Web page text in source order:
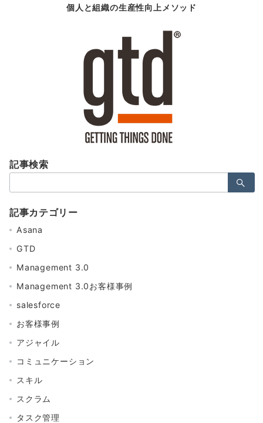
個人と組織の生産性向上メソッド
記事検索
索：
記事カテゴリー
Asana
GTD
Management 3.0
Management 3.0お客様事例
salesforce
お客様事例
アジャイル
コミュニケーション
スキル
スクラム
タスク管理